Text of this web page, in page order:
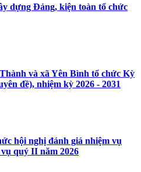
dựng Đảng, kiện toàn tổ chức
và xã Yên Bình tổ chức Kỳ
đề), nhiệm kỳ 2026 - 2031
hội nghị đánh giá nhiệm vụ
quý II năm 2026